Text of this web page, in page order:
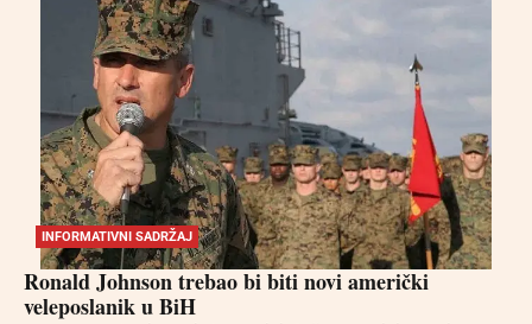
INFORMATIVNI SADRŽAJ
Ronald Johnson trebao bi biti novi američki
veleposlanik u BiH